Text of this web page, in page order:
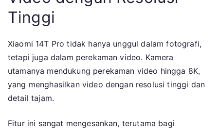
Tinggi
Xiaomi 14T Pro tidak hanya unggul dalam fotografi,
tetapi juga dalam perekaman video. Kamera
utamanya mendukung perekaman video hingga 8K,
yang menghasilkan video dengan resolusi tinggi dan
detail tajam.
Fitur ini sangat mengesankan, terutama bagi